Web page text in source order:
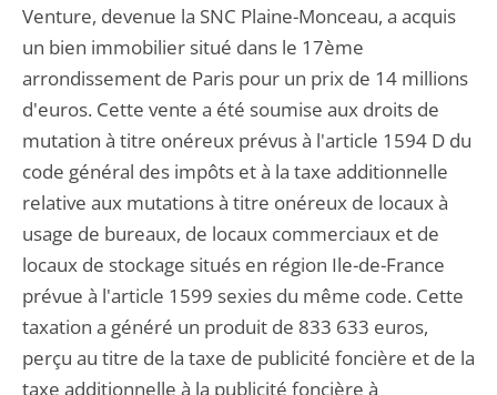
Venture, devenue la SNC Plaine-Monceau, a acquis
un bien immobilier situé dans le 17ème
arrondissement de Paris pour un prix de 14 millions
d'euros. Cette vente a été soumise aux droits de
mutation à titre onéreux prévus à l'article 1594 D du
code général des impôts et à la taxe additionnelle
relative aux mutations à titre onéreux de locaux à
usage de bureaux, de locaux commerciaux et de
locaux de stockage situés en région Ile-de-France
prévue à l'article 1599 sexies du même code. Cette
taxation a généré un produit de 833 633 euros,
perçu au titre de la taxe de publicité foncière et de la
taxe additionnelle à la publicité foncière à